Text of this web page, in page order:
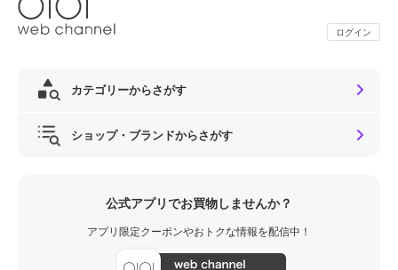
ログイン
カテゴリーからさがす
ショップ・ブランドからさがす
公式アプリでお買物しませんか？
アプリ限定クーポンやおトクな情報を配信中！